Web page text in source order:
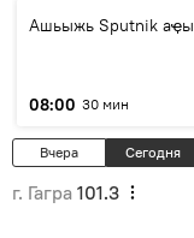
Ашьыжь Sputnik аҿы
08:00 30 мин
Вчера Сегодня
г. Гагра 101.3